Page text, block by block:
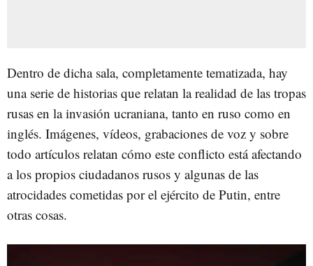
Dentro de dicha sala, completamente tematizada, hay
una serie de historias que relatan la realidad de las tropas
rusas en la invasión ucraniana, tanto en ruso como en
inglés. Imágenes, vídeos, grabaciones de voz y sobre
todo artículos relatan cómo este conflicto está afectando
a los propios ciudadanos rusos y algunas de las
atrocidades cometidas por el ejército de Putin, entre
otras cosas.